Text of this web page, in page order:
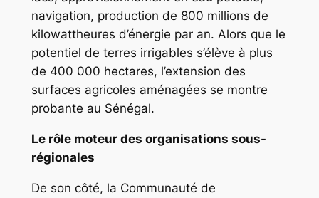
navigation, production de 800 millions de
kilowattheures d’énergie par an. Alors que le
potentiel de terres irrigables s’élève à plus
de 400 000 hectares, l’extension des
surfaces agricoles aménagées se montre
probante au Sénégal.
Le rôle moteur des organisations sous-
régionales
De son côté, la Communauté de